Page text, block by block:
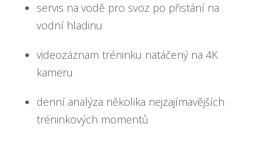
servis na vodě pro svoz po přistání na
vodní hladinu
videozáznam tréninku natáčený na 4K
kameru
denní analýza několika nejzajímavějších
tréninkových momentů